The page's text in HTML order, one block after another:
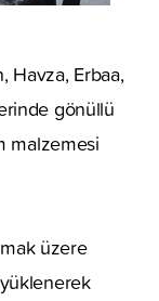
Havza, Erbaa,
gönüllü
malzemesi
üzere